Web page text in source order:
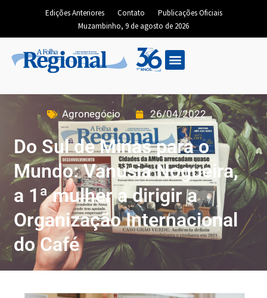
Edições Anteriores Contato
Publicações Oficiais
Muzambinho, 9 de agosto de 2026
Agronegócio 26/04/2022
Do Sul de Minas para o
Mundo: Vanusia Nogueira,
a 1ª mulher a dirigir a
Organização Internacional
do Café